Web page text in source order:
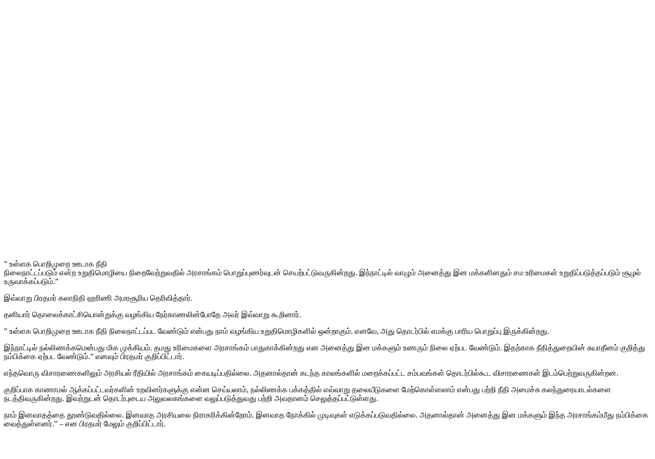
” உள்ளக பொறிமுறை ஊடாக நீதி
நிலைநாட்டப்படும் என்ற உறுதிமொழியை நிறைவேற்றுவதில் அரசாங்கம் பொறுப்புணர்வுடன் செயற்பட்டுவருகின்றது. இந்நாட்டில் வாழும் அனைத்து இன மக்களினதும் சம உரிமைகள் உறுதிப்படுத்தப்படும் சூழல்
உருவாக்கப்படும்.”
இவ்வாறு பிரதமர் கலாநிதி ஹரிணி அமரசூரிய தெரிவித்தார்.
தனியார் தொலைக்காட்சியொன்றுக்கு வழங்கிய நேர்காணலின்போதே அவர் இவ்வாறு கூறினார்.
” உள்ளக பொறிமுறை ஊடாக நீதி நிலைநாட்டப்பட வேண்டும் என்பது நாம் வழங்கிய உறுதிமொழிகளில் ஒன்றாகும். எனவே, அது தொடர்பில் எமக்கு பாரிய பொறுப்பு இருக்கின்றது.
இந்நாட்டில் நல்லிணக்கமென்பது மிக முக்கியம். தமது உரிமைகளை அரசாங்கம் பாதுகாக்கின்றது என அனைத்து இன மக்களும் உணரும் நிலை ஏற்பட வேண்டும். இதற்காக நீதித்துறையின் சுயாதீனம் குறித்து
நம்பிக்கை ஏற்பட வேண்டும்.” எனவும் பிரதமர் குறிப்பிட்டார்.
எந்தவொரு விசாரணைகளிலும் அரசியல் ரீதியில் அரசாங்கம் கையடிப்பதில்லை. அதனால்தான் கடந்த காலங்களில் மறைக்கப்பட்ட சம்பவங்கள் தொடர்பில்கூட விசாரணைகள் இடம்பெற்றுவருகின்றன.
குறிப்பாக காணாமல் ஆக்கப்பட்டவர்களின் உறவினர்களுக்கு என்ன செய்யலாம், நல்லிணக்க பக்கத்தில் எவ்வாறு தலையீடுகளை மேற்கொள்ளலாம் என்பது பற்றி நீதி அமைச்சு கலந்துரையாடல்களை
நடத்திவருகின்றது. இவற்றுடன் தொடர்புடைய அலுவலகங்களை வலுப்படுத்துவது பற்றி அவதானம் செலுத்தப்பட்டுள்ளது.
நாம் இனவாதத்தை தூண்டுவதில்லை. இனவாத அரசியலை நிராகரிக்கின்றோம். இனவாத நோக்கில் முடிவுகள் எடுக்கப்படுவதில்லை. அதனால்தான் அனைத்து இன மக்களும் இந்த அரசாங்கம்மீது நம்பிக்கை
வைத்துள்ளனர்.” – என பிரதமர் மேலும் குறிப்பிட்டார்.